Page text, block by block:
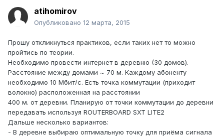
atihomirov
Опубликовано 12 марта, 2015
Прошу откликнуться практиков, если таких нет то можно
пройтись по теории.
Необходимо провести интернет в деревню (30 домов).
Расстояние между домами ~ 70 м. Каждому абоненту
необходимо 10 Мбит/с. Есть точка коммутации (приходит
волокно) расположенная на расстоянии
400 м. от деревни. Планирую от точки коммутации до деревни
передавать используя ROUTERBOARD SXT LITE2
Дальше несколько вариантов:
- В деревне выбираю оптимальную точку для приёма сигнала